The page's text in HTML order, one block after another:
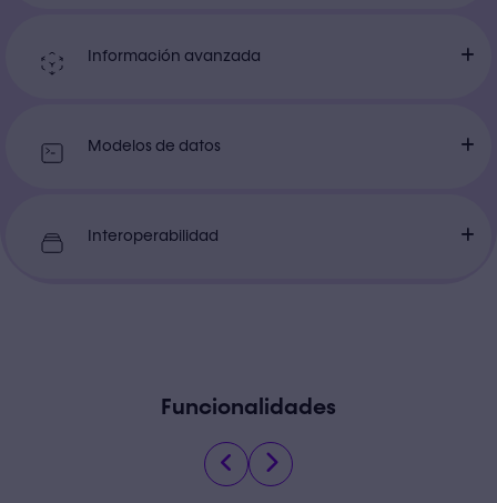
Información avanzada
Modelos de datos
Interoperabilidad
Funcionalidades